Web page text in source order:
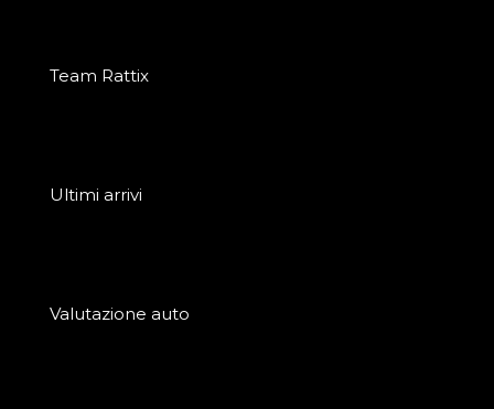
Team Rattix
Ultimi arrivi
Valutazione auto